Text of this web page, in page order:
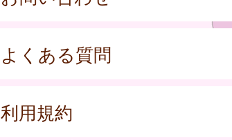
よくある質問
利用規約